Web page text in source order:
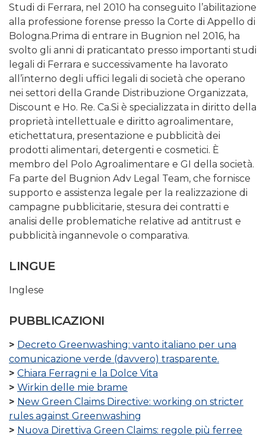
Studi di Ferrara, nel 2010 ha conseguito l’abilitazione
alla professione forense presso la Corte di Appello di
Bologna.Prima di entrare in Bugnion nel 2016, ha
svolto gli anni di praticantato presso importanti studi
legali di Ferrara e successivamente ha lavorato
all’interno degli uffici legali di società che operano
nei settori della Grande Distribuzione Organizzata,
Discount e Ho. Re. Ca.Si è specializzata in diritto della
proprietà intellettuale e diritto agroalimentare,
etichettatura, presentazione e pubblicità dei
prodotti alimentari, detergenti e cosmetici. È
membro del Polo Agroalimentare e GI della società.
Fa parte del Bugnion Adv Legal Team, che fornisce
supporto e assistenza legale per la realizzazione di
campagne pubblicitarie, stesura dei contratti e
analisi delle problematiche relative ad antitrust e
pubblicità ingannevole o comparativa.
LINGUE
Inglese
PUBBLICAZIONI
Decreto Greenwashing: vanto italiano per una
comunicazione verde (davvero) trasparente.
Chiara Ferragni e la Dolce Vita
Wirkin delle mie brame
New Green Claims Directive: working on stricter
rules against Greenwashing
Nuova Direttiva Green Claims: regole più ferree